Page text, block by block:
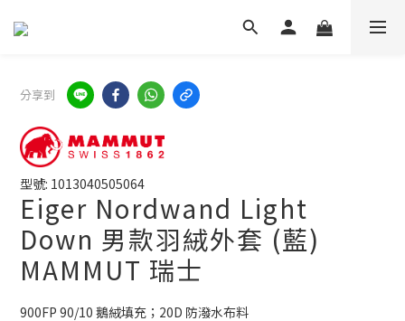
分享到
型號: 1013040505064
Eiger Nordwand Light
Down 男款羽絨外套 (藍)
MAMMUT 瑞士
900FP 90/10 鵝絨填充；20D 防潑水布料